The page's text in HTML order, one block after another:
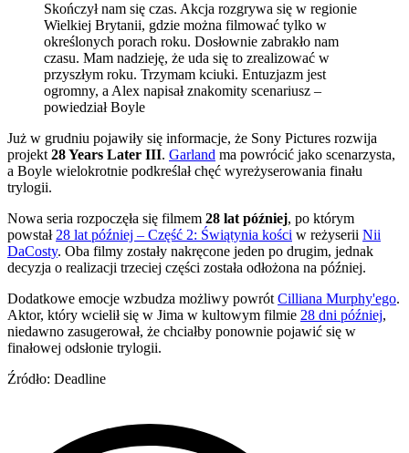
Skończył nam się czas. Akcja rozgrywa się w regionie
Wielkiej Brytanii, gdzie można filmować tylko w
określonych porach roku. Dosłownie zabrakło nam
czasu. Mam nadzieję, że uda się to zrealizować w
przyszłym roku. Trzymam kciuki. Entuzjazm jest
ogromny, a Alex napisał znakomity scenariusz –
powiedział Boyle
Już w grudniu pojawiły się informacje, że Sony Pictures rozwija
projekt 28 Years Later III. Garland ma powrócić jako scenarzysta,
a Boyle wielokrotnie podkreślał chęć wyreżyserowania finału
trylogii.
Nowa seria rozpoczęła się filmem 28 lat później, po którym
powstał 28 lat później – Część 2: Świątynia kości w reżyserii Nii
DaCosty. Oba filmy zostały nakręcone jeden po drugim, jednak
decyzja o realizacji trzeciej części została odłożona na później.
Dodatkowe emocje wzbudza możliwy powrót Cilliana Murphy'ego.
Aktor, który wcielił się w Jima w kultowym filmie 28 dni później,
niedawno zasugerował, że chciałby ponownie pojawić się w
finałowej odsłonie trylogii.
Źródło: Deadline